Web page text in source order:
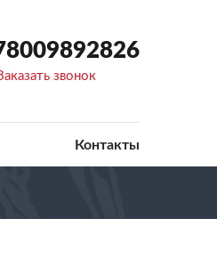
звонок
Контакты